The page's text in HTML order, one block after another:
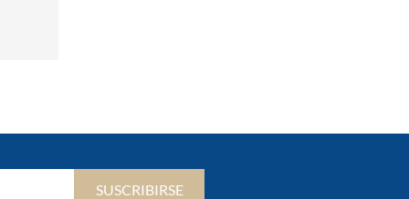
SUSCRIBIRSE